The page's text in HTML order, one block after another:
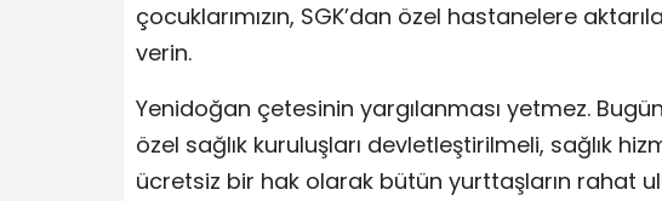
çocuklarımızın, SGK’dan özel hastanelere
verin.
Yenidoğan çetesinin yargılanması yetmez.
özel sağlık kuruluşları devletleştirilmeli, sağlık
ücretsiz bir hak olarak bütün yurttaşların rahat